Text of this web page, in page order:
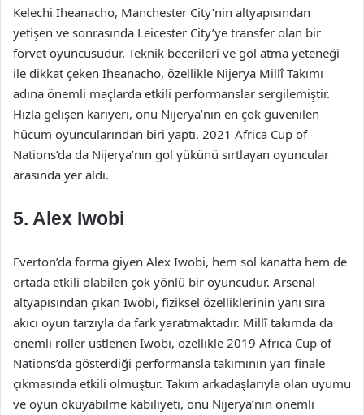
Kelechi Iheanacho, Manchester City’nin altyapısından
yetişen ve sonrasında Leicester City’ye transfer olan bir
forvet oyuncusudur. Teknik becerileri ve gol atma yeteneği
ile dikkat çeken Iheanacho, özellikle Nijerya Millî Takımı
adına önemli maçlarda etkili performanslar sergilemiştir.
Hızla gelişen kariyeri, onu Nijerya’nın en çok güvenilen
hücum oyuncularından biri yaptı. 2021 Africa Cup of
Nations’da da Nijerya’nın gol yükünü sırtlayan oyuncular
arasında yer aldı.
5. Alex Iwobi
Everton’da forma giyen Alex Iwobi, hem sol kanatta hem de
ortada etkili olabilen çok yönlü bir oyuncudur. Arsenal
altyapısından çıkan Iwobi, fiziksel özelliklerinin yanı sıra
akıcı oyun tarzıyla da fark yaratmaktadır. Millî takımda da
önemli roller üstlenen Iwobi, özellikle 2019 Africa Cup of
Nations’da gösterdiği performansla takımının yarı finale
çıkmasında etkili olmuştur. Takım arkadaşlarıyla olan uyumu
ve oyun okuyabilme kabiliyeti, onu Nijerya’nın önemli